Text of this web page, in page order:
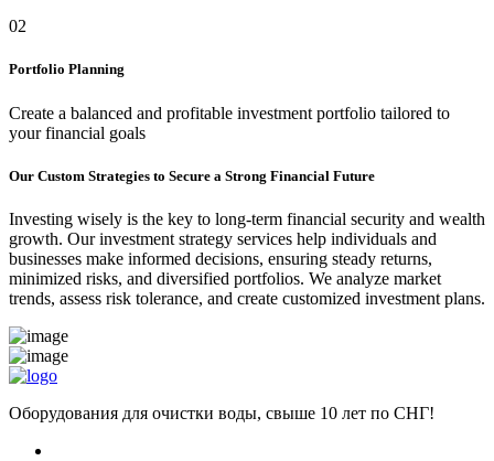
02
Portfolio Planning
Create a balanced and profitable investment portfolio tailored to
your financial goals
Our Custom Strategies to Secure a Strong Financial Future
Investing wisely is the key to long-term financial security and wealth
growth. Our investment strategy services help individuals and
businesses make informed decisions, ensuring steady returns,
minimized risks, and diversified portfolios. We analyze market
trends, assess risk tolerance, and create customized investment plans.
Оборудования для очистки воды, свыше 10 лет по СНГ!